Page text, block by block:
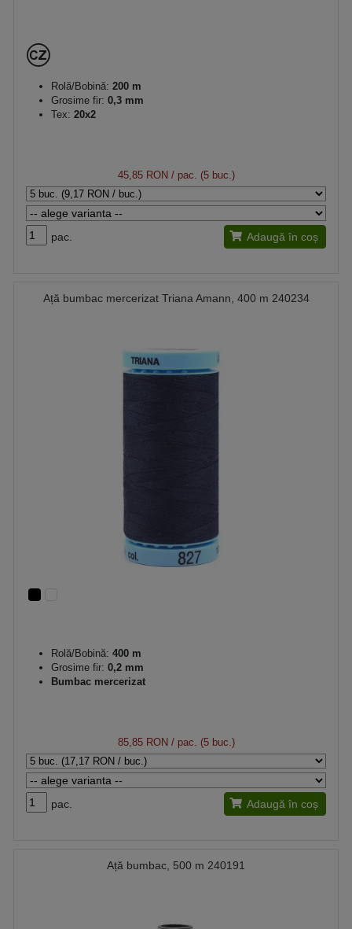
Rolă/Bobină: 200 m
Grosime fir: 0,3 mm
Tex: 20x2
45,85 RON / pac. (5 buc.)
pac. Adaugă în coș
Ață bumbac mercerizat Triana Amann, 400 m 240234
Rolă/Bobină: 400 m
Grosime fir: 0,2 mm
Bumbac mercerizat
85,85 RON/ pac. (5 buc.)
pac. Adaugă în coș
Ață bumbac, 500 m 240191